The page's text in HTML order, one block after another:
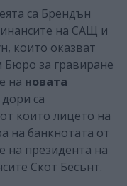
са Брендън
на САЩ и
които оказват
Бюро за гравиране
на новата
са
които лицето на
на банкнотата от
на президента на
Скот Бесънт.